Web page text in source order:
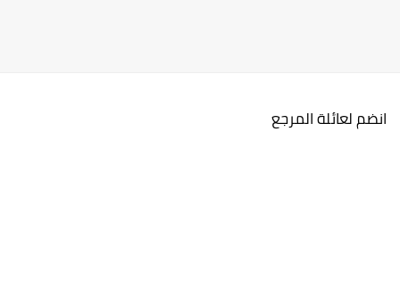
انضم لعائلة المرجع